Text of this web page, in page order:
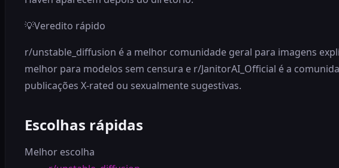
💡Veredito rápido
r/unstable_diffusion é a melhor comunidade geral para imagens
melhor para modelos sem censura e r/JanitorAI_Official é a
publicações X-rated ou sexualmente sugestivas.
Escolhas rápidas
Melhor escolha